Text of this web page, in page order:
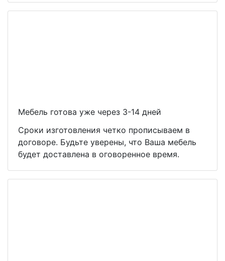
Мебель готова уже через 3-14 дней
Сроки изготовления четко прописываем в
договоре. Будьте уверены, что Ваша мебель
будет доставлена в оговоренное время.